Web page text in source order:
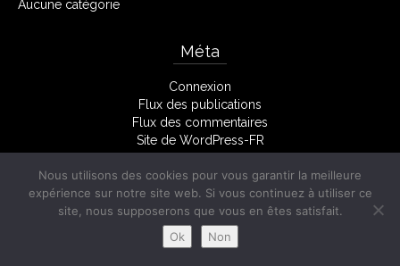
Aucune catégorie
Méta
Connexion
Flux des publications
Flux des commentaires
Site de WordPress-FR
Facebook
Nous utilisons des cookies pour vous garantir la meilleure
expérience sur notre site web. Si vous continuez à utiliser ce
site, nous supposerons que vous en êtes satisfait.
Ok
Non